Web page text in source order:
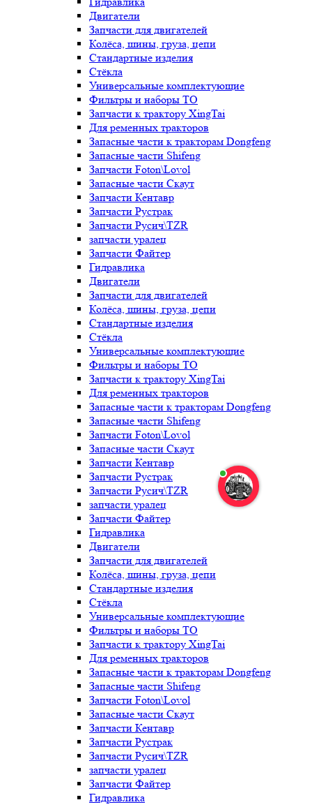
Двигатели
Запчасти для двигателей
Колёса, шины, груза, цепи
Стандартные изделия
Стёкла
Универсальные комплектующие
Фильтры и наборы ТО
Запчасти к трактору XingTai
Для ременных тракторов
Запасные части к тракторам Dongfeng
Запасные части Shifeng
Запчасти Foton\Lovol
Запасные части Скаут
Запчасти Кентавр
Запчасти Рустрак
Запчасти Русич\TZR
запчасти уралец
Запчасти Файтер
Гидравлика
Двигатели
Запчасти для двигателей
Колёса, шины, груза, цепи
Стандартные изделия
Стёкла
Универсальные комплектующие
Фильтры и наборы ТО
Запчасти к трактору XingTai
Для ременных тракторов
Запасные части к тракторам Dongfeng
Запасные части Shifeng
Запчасти Foton\Lovol
Запасные части Скаут
Запчасти Кентавр
Запчасти Рустрак
Запчасти Русич\TZR
запчасти уралец
Запчасти Файтер
Гидравлика
Двигатели
Запчасти для двигателей
Колёса, шины, груза, цепи
Стандартные изделия
Стёкла
Универсальные комплектующие
Фильтры и наборы ТО
Запчасти к трактору XingTai
Для ременных тракторов
Запасные части к тракторам Dongfeng
Запасные части Shifeng
Запчасти Foton\Lovol
Запасные части Скаут
Запчасти Кентавр
Запчасти Рустрак
Запчасти Русич\TZR
запчасти уралец
Запчасти Файтер
Гидравлика